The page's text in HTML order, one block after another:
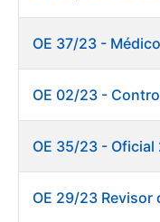
OE 37/23 -
OE 02/23 -